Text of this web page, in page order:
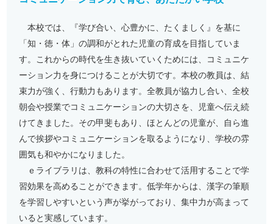
本校では、『学び合い、心豊かに、たくましく』を基に
「知・徳・体」の調和がとれた児童の育成を目指していま
す。これからの時代を生き抜いていくためには、コミュニケ
ーション力を身につけることが大切です。本校の教員は、結
束力が強く、行動力もあります。全教員が協力し合い、全校
朝会や授業でコミュニケーションの大切さを、児童へ伝え続
けてきました。その甲斐もあり、ほとんどの児童が、自ら進
んで挨拶やコミュニケーションを取るようになり、学校の雰
囲気も和やかになりました。
ｅライブラリは、教科の特性に合わせて活用することで学
習効果を高めることができます。低学年からは、漢字の筆順
を学習しやすいという声が挙がっており、集中力が高まって
いると実感しています。